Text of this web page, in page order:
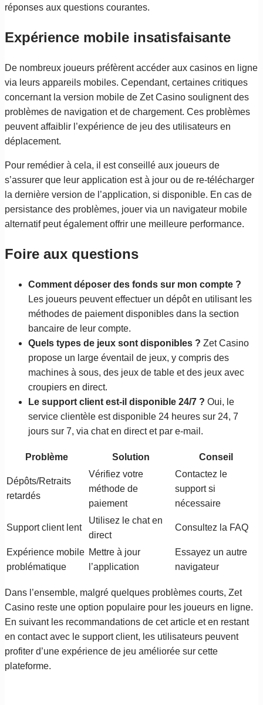
réponses aux questions courantes.
Expérience mobile insatisfaisante
De nombreux joueurs préfèrent accéder aux casinos en ligne
via leurs appareils mobiles. Cependant, certaines critiques
concernant la version mobile de Zet Casino soulignent des
problèmes de navigation et de chargement. Ces problèmes
peuvent affaiblir l’expérience de jeu des utilisateurs en
déplacement.
Pour remédier à cela, il est conseillé aux joueurs de
s’assurer que leur application est à jour ou de re-télécharger
la dernière version de l’application, si disponible. En cas de
persistance des problèmes, jouer via un navigateur mobile
alternatif peut également offrir une meilleure performance.
Foire aux questions
Comment déposer des fonds sur mon compte ?
Les joueurs peuvent effectuer un dépôt en utilisant les
méthodes de paiement disponibles dans la section
bancaire de leur compte.
Quels types de jeux sont disponibles ? Zet Casino
propose un large éventail de jeux, y compris des
machines à sous, des jeux de table et des jeux avec
croupiers en direct.
Le support client est-il disponible 24/7 ? Oui, le
service clientèle est disponible 24 heures sur 24, 7
jours sur 7, via chat en direct et par e-mail.
Problème Solution Conseil
Dépôts/Retraits
retardés
Vérifiez votre
méthode de
paiement
Contactez le
support si
nécessaire
Support client lent
Utilisez le chat en
direct
Consultez la FAQ
Expérience mobile
problématique
Mettre à jour
l’application
Essayez un autre
navigateur
Dans l’ensemble, malgré quelques problèmes courts, Zet
Casino reste une option populaire pour les joueurs en ligne.
En suivant les recommandations de cet article et en restant
en contact avec le support client, les utilisateurs peuvent
profiter d’une expérience de jeu améliorée sur cette
plateforme.